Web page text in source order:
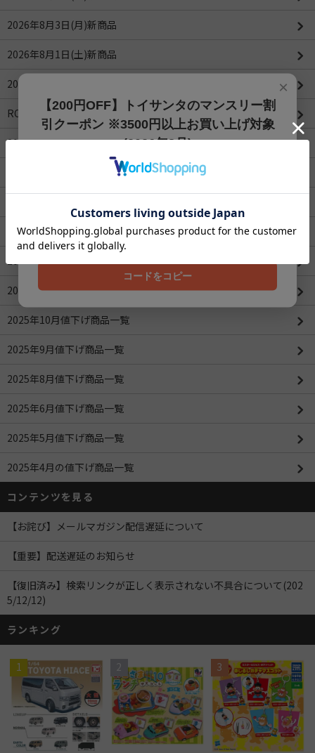
2026年8月3日(月)新商品
2026年8月1日(土)新商品
2026年7月31日(金)新商品
ROBOTIMEシリーズ
2026年4月値下げ商品一覧(更新：2026/04/16)
2026年3月値下げ商品一覧
2026年1月値下げ商品一覧
2025年12月値下げ商品一覧
2025年11月値下げ商品一覧
2025年10月値下げ商品一覧
2025年9月値下げ商品一覧
2025年8月値下げ商品一覧
2025年6月値下げ商品一覧
2025年5月値下げ商品一覧
2025年4月の値下げ商品一覧
コンテンツを見る
【お詫び】メールマガジン配信遅延について
【重要】配送遅延のお知らせ
【復旧済み】検索リンクが正しく表示されない不具合について(202
5/12/12)
ランキング
1 2 3
×
【200円OFF】トイサンタのマンスリー割
引クーポン ※3500円以上お買い上げ対象
(2026年8月)
【200円OFFクーポン】3500円以上お買上げでご利用可能
です!! 8月1日～8月31日まで
202608
コードをコピー